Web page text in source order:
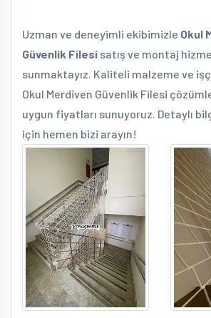
Uzman ve deneyimli ekibimizle Okul
Güvenlik Filesi satış ve montaj
sunmaktayız. Kaliteli malzeme ve
Okul Merdiven Güvenlik Filesi
uygun fiyatları sunuyoruz. Detaylı
için hemen bizi arayın!